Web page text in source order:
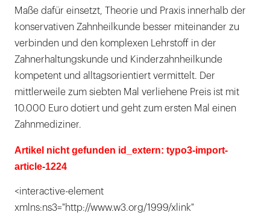
Maße dafür einsetzt, Theorie und Praxis innerhalb der
konservativen Zahnheilkunde besser miteinander zu
verbinden und den komplexen Lehrstoff in der
Zahnerhaltungskunde und Kinderzahnheilkunde
kompetent und alltagsorientiert vermittelt. Der
mittlerweile zum siebten Mal verliehene Preis ist mit
10.000 Euro dotiert und geht zum ersten Mal einen
Zahnmediziner.
Artikel nicht gefunden id_extern: typo3-import-
article-1224
<interactive-element
xmlns:ns3="http://www.w3.org/1999/xlink"